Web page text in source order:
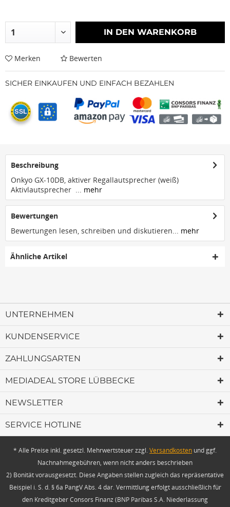
IN DEN WARENKORB
Merken Bewerten
SICHER EINKAUFEN UND EINFACH BEZAHLEN
Beschreibung
Onkyo GX-10DB, aktiver Regallautsprecher (weiß)
Aktivlautsprecher ... mehr
Bewertungen
Bewertungen lesen, schreiben und diskutieren... mehr
Ähnliche Artikel
UNTERNEHMEN
KUNDENSERVICE
ZAHLUNGSARTEN
MEDIADEAL STORE LÜBBECKE
NEWSLETTER
SERVICE HOTLINE
* Alle Preise inkl. gesetzl. Mehrwertsteuer zzgl.Versandkosten und ggf.
Nachnahmegebühren, wenn nicht anders beschrieben
2) Bonität vorausgesetzt. Diese Angaben stellen zugleich das repräsentative
Beispiel i. S. d. § 6a PangV Abs. 4 dar. Vermittlung erfolgt ausschließlich für
den Kreditgeber Consors Finanz (BNP Paribas S.A. Niederlassung